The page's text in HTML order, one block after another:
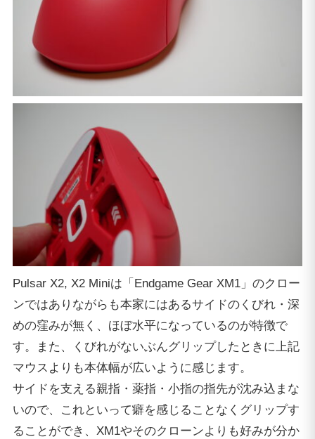
Pulsar X2, X2 Miniは「Endgame Gear XM1」のクロー
ンではありながらも本家にはあるサイドのくびれ・深
めの窪みが無く、ほぼ水平になっているのが特徴で
す。また、くびれがないぶんグリップしたときに上記
マウスよりも本体幅が広いように感じます。
サイドを支える親指・薬指・小指の指先が沈み込まな
いので、これといって癖を感じることなくグリップす
ることができ、XM1やそのクローンよりも好みが分か